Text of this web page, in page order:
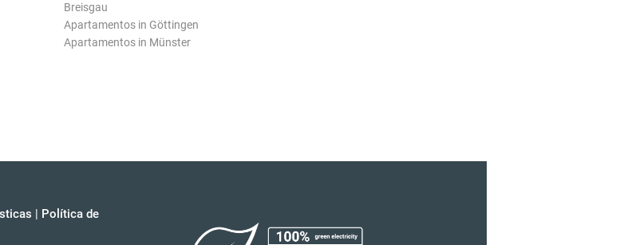
Breisgau
Apartamentos in Göttingen
Apartamentos in Münster
| Política de